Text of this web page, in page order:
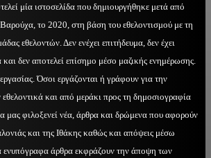
μία ιστοσελίδα που δημιουργήθηκε μετά από
το 2020, στη βάση του εθελοντισμού με τη
εθελοντών. Δεν ενέχει επιτήδευμα, δεν έχει
δεν αποτελεί επίσημο μέσο μαζικής ενημέρωσης.
εργασίας. Όσοι εργάζονται ή γράφουν για την
και από μεράκι προς τη δημοσιογραφία
μας φιλοξενεί νέα, άρθρα και δρώμενα που αφορούν
και της Ιθάκης καθώς και απόψεις μέσω
ενυπόγραφα άρθρα εκφράζουν την άποψη των